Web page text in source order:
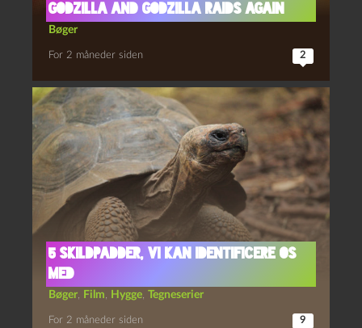
Godzilla and Godzilla Raids Again
Bøger
For 2 måneder siden 2
5 skildpadder, vi kan identificere os
med
Bøger, Film, Hygge, Tegneserier
For 2 måneder siden 9